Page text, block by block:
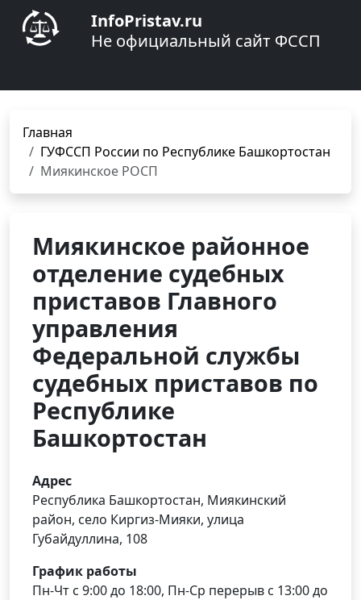
InfoPristav.ru
Не официальный сайт ФССП
Главная
ГУФССП России по Республике Башкортостан
Миякинское РОСП
Миякинское районное
отделение судебных
приставов Главного
управления
Федеральной службы
судебных приставов по
Республике
Башкортостан
Адрес
Республика Башкортостан, Миякинский
район, село Киргиз-Мияки, улица
Губайдуллина, 108
График работы
Пн-Чт с 9:00 до 18:00, Пн-Ср перерыв с 13:00 до